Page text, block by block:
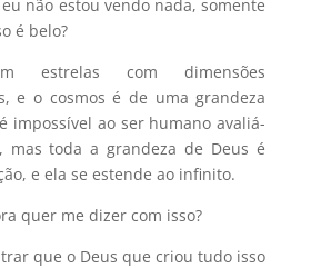
não estou vendo nada, somente
é belo?
estrelas com dimensões
e o cosmos é de uma grandeza
impossível ao ser humano avaliá-
mas toda a grandeza de Deus é
e ela se estende ao infinito.
quer me dizer com isso?
que o Deus que criou tudo isso